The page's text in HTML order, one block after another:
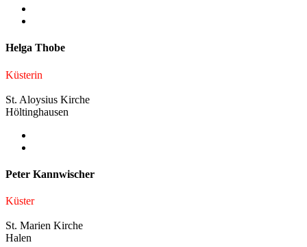
Helga Thobe
Küsterin
St. Aloysius Kirche
Höltinghausen
Peter Kannwischer
Küster
St. Marien Kirche
Halen